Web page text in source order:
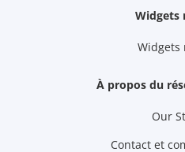
Widgets
Widgets
À propos du
Our
Contact et